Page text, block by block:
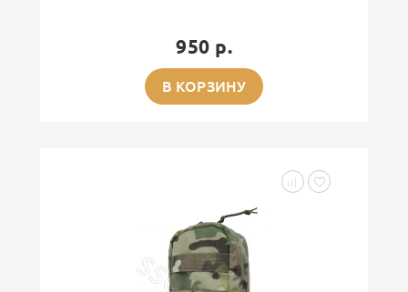
950 р.
В КОРЗИНУ